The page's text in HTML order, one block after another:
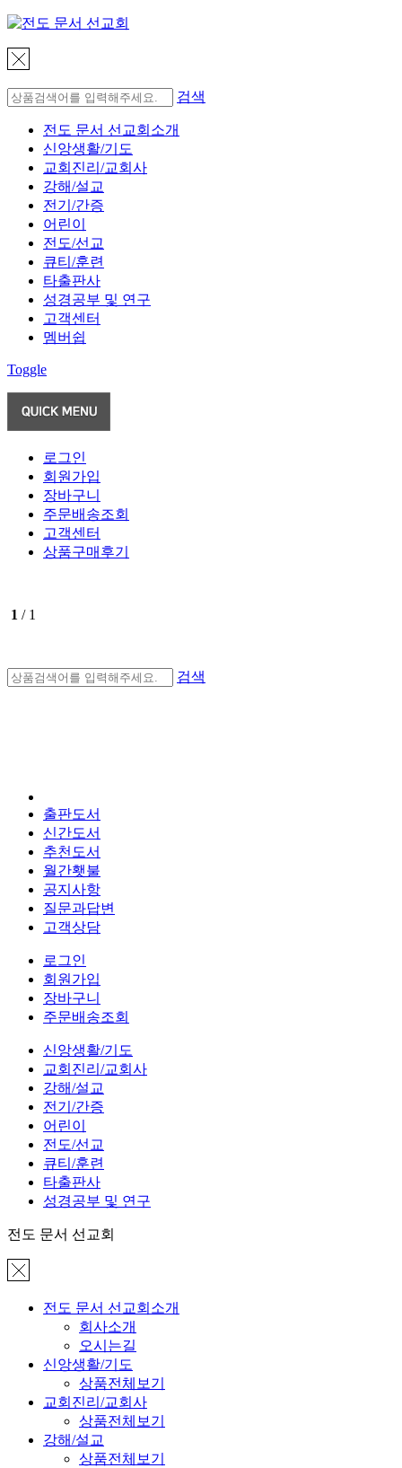
검색
전도 문서 선교회소개
신앙생활/기도
교회진리/교회사
강해/설교
전기/간증
어린이
전도/선교
큐티/훈련
타출판사
성경공부 및 연구
고객센터
멤버쉽
Toggle
로그인
회원가입
장바구니
주문배송조회
고객센터
상품구매후기
1 / 1
검색
출판도서
신간도서
추천도서
월간횃불
공지사항
질문과답변
고객상담
로그인
회원가입
장바구니
주문배송조회
신앙생활/기도
교회진리/교회사
강해/설교
전기/간증
어린이
전도/선교
큐티/훈련
타출판사
성경공부 및 연구
전도 문서 선교회
전도 문서 선교회소개
회사소개
오시는길
신앙생활/기도
상품전체보기
교회진리/교회사
상품전체보기
강해/설교
상품전체보기